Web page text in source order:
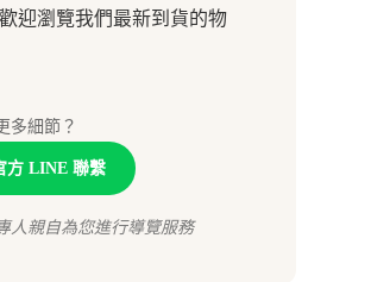
迎瀏覽我們最新到貨的物
多細節？
方 LINE 聯繫
人親自為您進行導覽服務